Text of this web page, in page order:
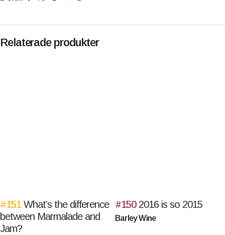
Relaterade produkter
#151 What’s the difference
between Marmalade and
Jam?
#150 2016 is so 2015
Barley Wine